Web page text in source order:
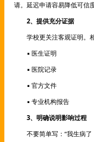
请。延迟申请容易降低可信度
2、提供充分证据
学校更关注客观证明。
▪ 医生证明
▪ 医院记录
▪ 官方文件
▪ 专业机构报告
3、明确说明影响过程
不要简单写：“我生病